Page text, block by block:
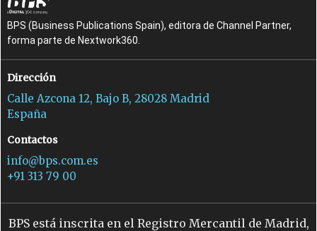
BPS (Business Publications Spain), editora de Channel Partner,
forma parte de Nextwork360.
Dirección
Calle Azcona 12, Bajo B, 28028 Madrid
España
Contactos
info@bps.com.es
+91 313 79 00
BPS está inscrita en el Registro Mercantil de Madrid,